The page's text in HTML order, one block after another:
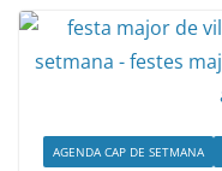
AGENDA CAP DE SETMANA